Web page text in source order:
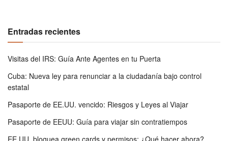
Entradas recientes
Visitas del IRS: Guía Ante Agentes en tu Puerta
Cuba: Nueva ley para renunciar a la ciudadanía bajo control
estatal
Pasaporte de EE.UU. vencido: Riesgos y Leyes al Viajar
Pasaporte de EEUU: Guía para viajar sin contratiempos